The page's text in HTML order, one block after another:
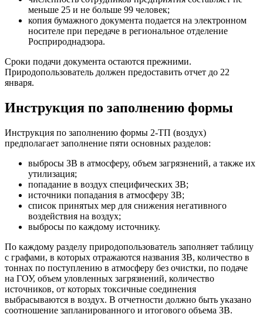
меньше 25 и не больше 99 человек;
копия бумажного документа подается на электронном
носителе при передаче в региональное отделение
Росприроднадзора.
Сроки подачи документа остаются прежними.
Природопользователь должен предоставить отчет до 22
января.
Инструкция по заполнению формы
Инструкция по заполнению формы 2-ТП (воздух)
предполагает заполнение пяти основных разделов:
выбросы ЗВ в атмосферу, объем загрязнений, а также их
утилизация;
попадание в воздух специфических ЗВ;
источники попадания в атмосферу ЗВ;
список принятых мер для снижения негативного
воздействия на воздух;
выбросы по каждому источнику.
По каждому разделу природопользователь заполняет таблицу
с графами, в которых отражаются названия ЗВ, количество в
тоннах по поступлению в атмосферу без очистки, по подаче
на ГОУ, объем уловленных загрязнений, количество
источников, от которых токсичные соединения
выбрасываются в воздух. В отчетности должно быть указано
соотношение запланированного и итогового объема ЗВ.